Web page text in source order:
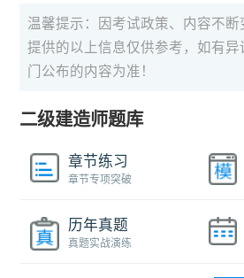
温馨提示：因考试政策、内容不
提供的以上信息仅供参考，如有
门公布的内容为准！
二级建造师题库
章节练习
章节专项突破
历年真题
真题实战演练